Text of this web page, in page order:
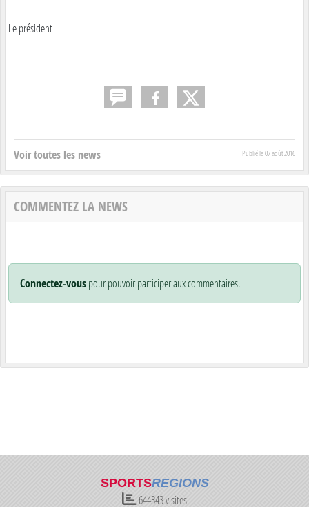
Le président
Voir toutes les news Publié le07 août 2016
COMMENTEZ LA NEWS
Connectez-vouspour pouvoir participer aux commentaires.
SPORTSREGIONS
644343visites